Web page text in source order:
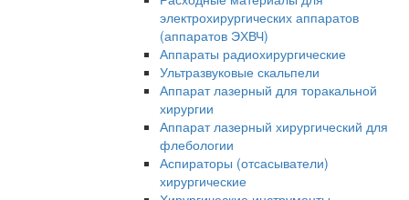
электрохирургических аппаратов
(аппаратов ЭХВЧ)
Аппараты радиохирургические
Ультразвуковые скальпели
Аппарат лазерный для торакальной
хирургии
Аппарат лазерный хирургический для
флебологии
Аспираторы (отсасыватели)
хирургические